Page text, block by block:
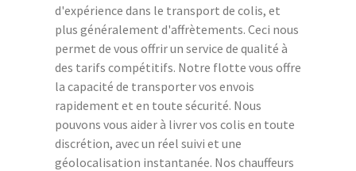
d'expérience dans le transport de colis, et
plus généralement d'affrètements. Ceci nous
permet de vous offrir un service de qualité à
des tarifs compétitifs. Notre flotte vous offre
la capacité de transporter vos envois
rapidement et en toute sécurité. Nous
pouvons vous aider à livrer vos colis en toute
discrétion, avec un réel suivi et une
géolocalisation instantanée. Nos chauffeurs